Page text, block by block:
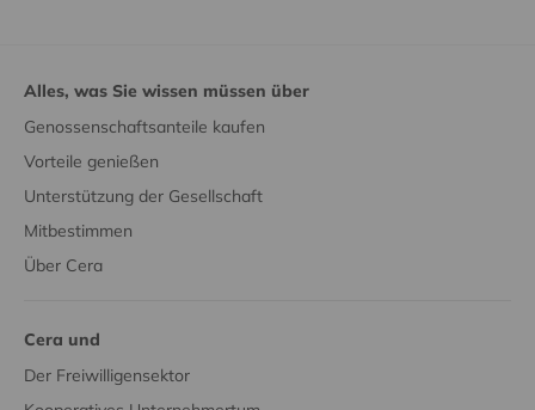
Alles, was Sie wissen müssen über
Genossenschaftsanteile kaufen
Vorteile genießen
Unterstützung der Gesellschaft
Mitbestimmen
Über Cera
Cera und
Der Freiwilligensektor